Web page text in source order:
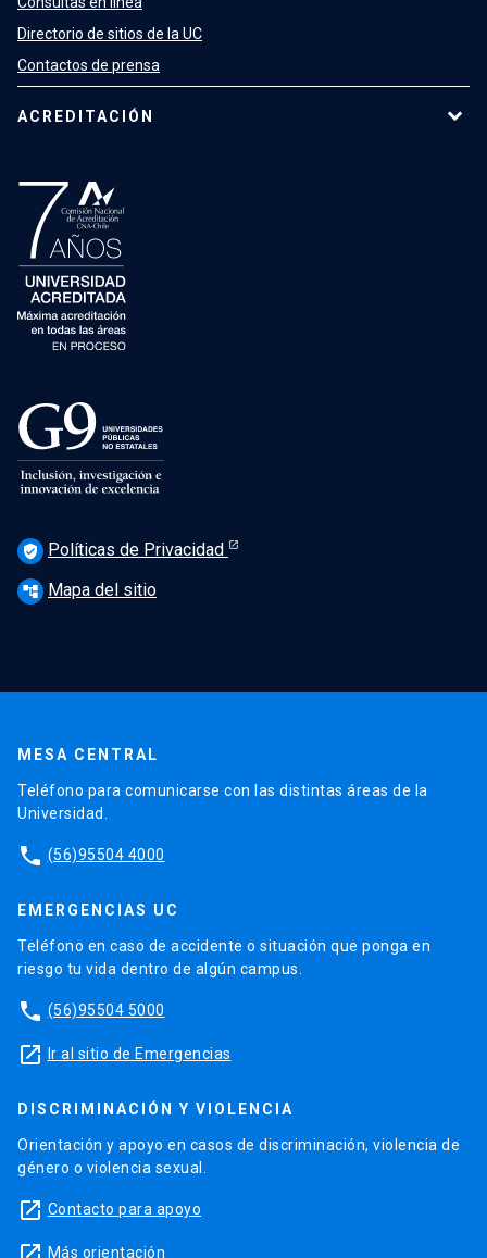
Directorio de sitios de la UC
Contactos de prensa
ACREDITACIÓN
verified_user Políticas de Privacidad
account_tree Mapa del sitio
MESA CENTRAL
Teléfono para comunicarse con las distintas áreas de la
Universidad.
phone (56)95504 4000
EMERGENCIAS UC
Teléfono en caso de accidente o situación que ponga en
riesgo tu vida dentro de algún campus.
phone (56)95504 5000
launch Ir al sitio de Emergencias
DISCRIMINACIÓN Y VIOLENCIA
Orientación y apoyo en casos de discriminación, violencia de
género o violencia sexual.
launch Contacto para apoyo
Más orientación